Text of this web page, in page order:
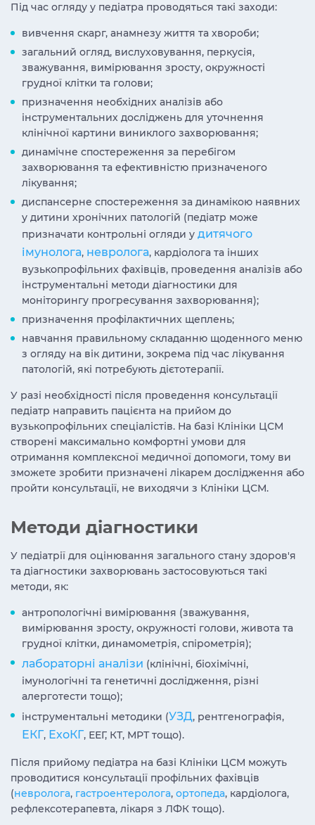
Під час огляду у педіатра проводяться такі заходи:
вивчення скарг, анамнезу життя та хвороби;
загальний огляд, вислуховування, перкусія,
зважування, вимірювання зросту, окружності
грудної клітки та голови;
призначення необхідних аналізів або
інструментальних досліджень для уточнення
клінічної картини виниклого захворювання;
динамічне спостереження за перебігом
захворювання та ефективністю призначеного
лікування;
диспансерне спостереження за динамікою наявних
у дитини хронічних патологій (педіатр може
призначати контрольні огляди у дитячого
імунолога, невролога, кардіолога та інших
вузькопрофільних фахівців, проведення аналізів або
інструментальні методи діагностики для
моніторингу прогресування захворювання);
призначення профілактичних щеплень;
навчання правильному складанню щоденного меню
з огляду на вік дитини, зокрема під час лікування
патологій, які потребують дієтотерапії.
У разі необхідності після проведення консультації
педіатр направить пацієнта на прийом до
вузькопрофільних спеціалістів. На базі Клініки ЦСМ
створені максимально комфортні умови для
отримання комплексної медичної допомоги, тому ви
зможете зробити призначені лікарем дослідження або
пройти консультації, не виходячи з Клініки ЦСМ.
Методи діагностики
У педіатрії для оцінювання загального стану здоров'я
та діагностики захворювань застосовуються такі
методи, як:
антропологічні вимірювання (зважування,
вимірювання зросту, окружності голови, живота та
грудної клітки, динамометрія, спірометрія);
лабораторні аналізи (клінічні, біохімічні,
імунологічні та генетичні дослідження, різні
алерготести тощо);
інструментальні методики (УЗД, рентгенографія,
ЕКГ, ЕхоКГ, ЕЕГ, КТ, МРТ тощо).
Після прийому педіатра на базі Клініки ЦСМ можуть
проводитися консультації профільних фахівців
(невролога, гастроентеролога, ортопеда, кардіолога,
рефлексотерапевта, лікаря з ЛФК тощо).